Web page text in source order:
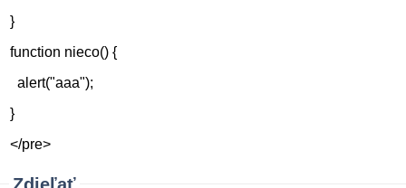
}
function nieco() {
alert("aaa");
}
</pre>